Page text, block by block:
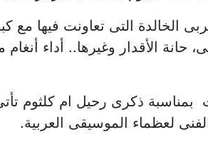
الخالدة التى تعاونت فيها مع
حانة الأقدار وغيرها.. أداء
بمناسبة ذكرى رحيل ام كلثوم
لعظماء الموسيقى العربية.